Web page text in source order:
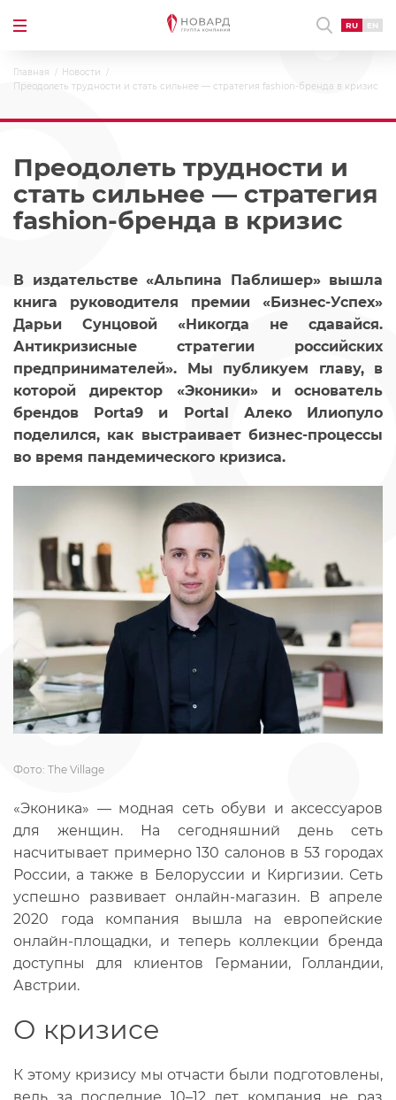
RU EN
Главная
Новости
Преодолеть трудности и стать сильнее — стратегия fashion-бренда в кризис
Преодолеть трудности и
стать сильнее — стратегия
fashion-бренда в кризис
В издательстве «Альпина Паблишер» вышла
книга руководителя премии «Бизнес-Успех»
Дарьи Сунцовой «Никогда не сдавайся.
Антикризисные стратегии российских
предпринимателей». Мы публикуем главу, в
которой директор «Эконики» и основатель
брендов Porta9 и Portal Алеко Илиопуло
поделился, как выстраивает бизнес-процессы
во время пандемического кризиса.
Фото: The Village
«Эконика» — модная сеть обуви и аксессуаров
для женщин. На сегодняшний день сеть
насчитывает примерно 130 салонов в 53 городах
России, а также в Белоруссии и Киргизии. Сеть
успешно развивает онлайн-магазин. В апреле
2020 года компания вышла на европейские
онлайн-площадки, и теперь коллекции бренда
доступны для клиентов Германии, Голландии,
Австрии.
О кризисе
К этому кризису мы отчасти были подготовлены,